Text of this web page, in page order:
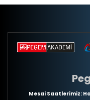
Mesai Saatlerimiz: